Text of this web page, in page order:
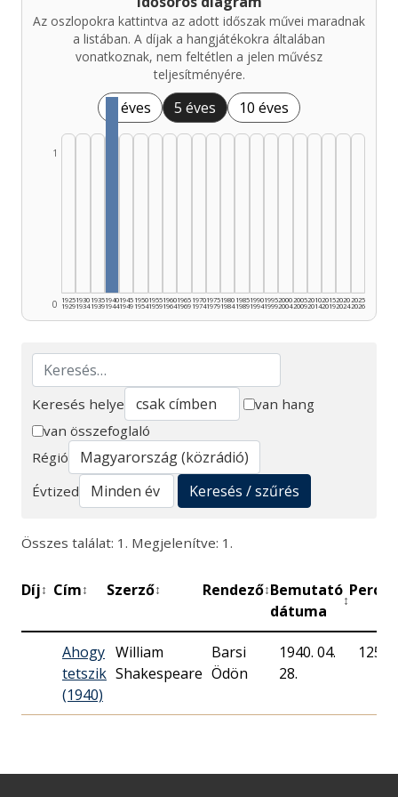
Az oszlopokra kattintva az adott időszak művei maradnak
a listában. A díjak a hangjátékokra általában
vonatkoznak, nem feltétlen a jelen művész
teljesítményére.
1 éves 5 éves 10 éves
0
1
1925
1929
1930
1934
1935
1939
1940
1944
1945
1949
1950
1954
1955
1959
1960
1964
1965
1969
1970
1974
1975
1979
1980
1984
1985
1989
1990
1994
1995
1999
2000
2004
2005
2009
2010
2014
2015
2019
2020
2024
2025
2026
Keresés
Keresés helye
van hang
van összefoglaló
Régió
Évtized
Keresés / szűrés
Összes találat: 1. Megjelenítve: 1.
Díj↕ Cím↕ Szerző↕ Rendező↕Bemutató
dátuma
↕
Perc
Ahogy
tetszik
(1940)
William
Shakespeare
Barsi
Ödön
1940. 04.
28.
125